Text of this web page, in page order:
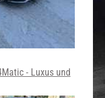
- Luxus und